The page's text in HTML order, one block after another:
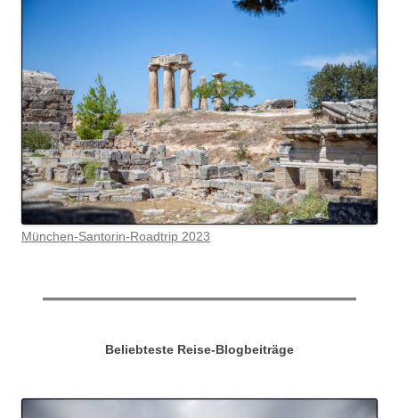
München-Santorin-Roadtrip 2023
Beliebteste Reise-Blogbeiträge